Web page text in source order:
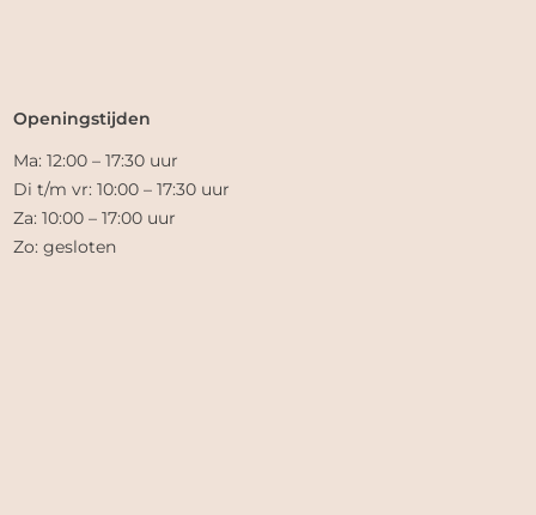
Openingstijden
Ma: 12:00 – 17:30 uur
Di t/m vr: 10:00 – 17:30 uur
Za: 10:00 – 17:00 uur
Zo: gesloten